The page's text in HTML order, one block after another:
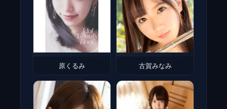
原くるみ 古賀みなみ